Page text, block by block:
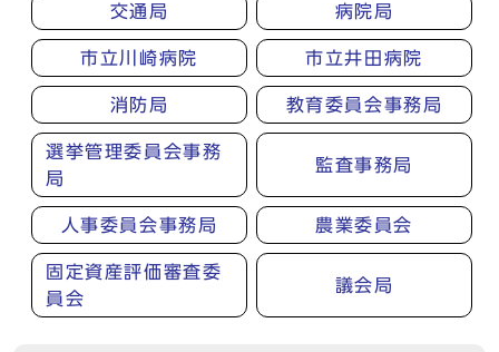
交通局 病院局
市立川崎病院 市立井田病院
消防局 教育委員会事務局
選挙管理委員会事務
局
監査事務局
人事委員会事務局 農業委員会
固定資産評価審査委
員会
議会局